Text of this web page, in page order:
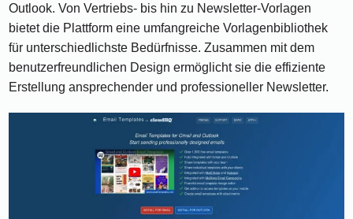
Outlook. Von Vertriebs- bis hin zu Newsletter-Vorlagen
bietet die Plattform eine umfangreiche Vorlagenbibliothek
für unterschiedlichste Bedürfnisse. Zusammen mit dem
benutzerfreundlichen Design ermöglicht sie die effiziente
Erstellung ansprechender und professioneller Newsletter.